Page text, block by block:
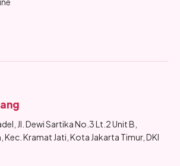
Jl. Dewi Sartika No.3 Lt.2 Unit B,
Kec. Kramat Jati, Kota Jakarta Timur, DKI